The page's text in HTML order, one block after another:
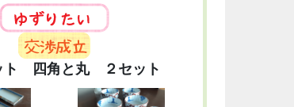
ト 四角と丸 ２セット